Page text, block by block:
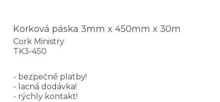
Korková páska 3mm x 450mm x 30m
Cork Ministry
TK3-450
- bezpečné platby!
- lacná dodávka!
- rýchly kontakt!